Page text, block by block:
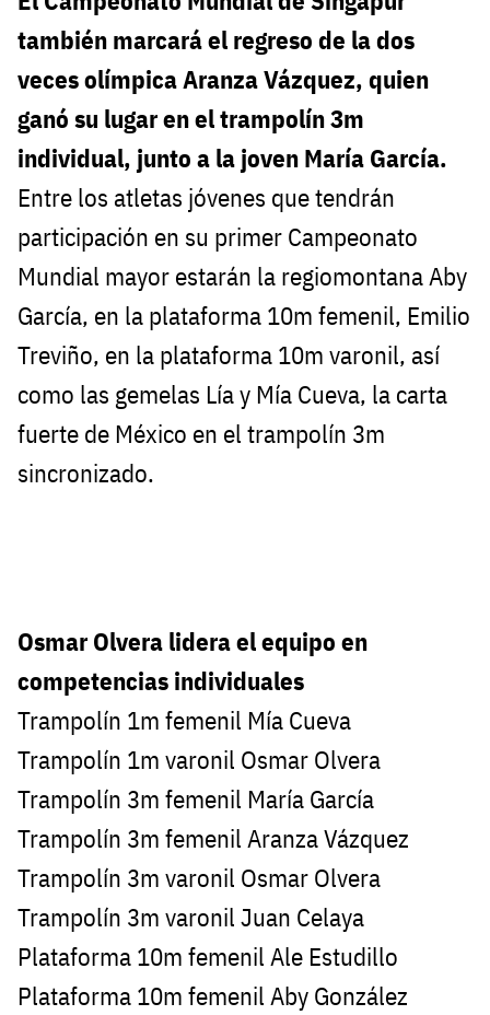
también marcará el regreso de la dos
veces olímpica Aranza Vázquez, quien
ganó su lugar en el trampolín 3m
individual, junto a la joven María García.
Entre los atletas jóvenes que tendrán
participación en su primer Campeonato
Mundial mayor estarán la regiomontana Aby
García, en la plataforma 10m femenil, Emilio
Treviño, en la plataforma 10m varonil, así
como las gemelas Lía y Mía Cueva, la carta
fuerte de México en el trampolín 3m
sincronizado.
Osmar Olvera lidera el equipo en
competencias individuales
Trampolín 1m femenil Mía Cueva
Trampolín 1m varonil Osmar Olvera
Trampolín 3m femenil María García
Trampolín 3m femenil Aranza Vázquez
Trampolín 3m varonil Osmar Olvera
Trampolín 3m varonil Juan Celaya
Plataforma 10m femenil Ale Estudillo
Plataforma 10m femenil Aby González